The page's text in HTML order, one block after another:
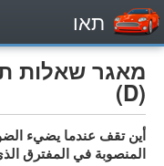
תאו
עמוד הבית
מבחן
مركبة خاصة (B)
دراجة نارية (A)
מאגר שאלות
(D)
أين تقف عندما يضيء
المنصوبة في المفترق